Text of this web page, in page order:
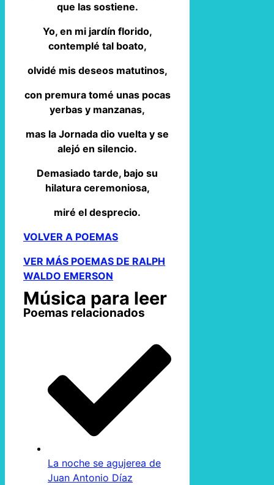
que las sostiene.
Yo, en mi jardín florido,
contemplé tal boato,
olvidé mis deseos matutinos,
con premura tomé unas pocas
yerbas y manzanas,
mas la Jornada dio vuelta y se
alejó en silencio.
Demasiado tarde, bajo su
hilatura ceremoniosa,
miré el desprecio.
VOLVER A POEMAS
VER MÁS POEMAS DE RALPH
WALDO EMERSON
Música para leer
Poemas relacionados
La noche se agujerea de
Juan Antonio Díaz